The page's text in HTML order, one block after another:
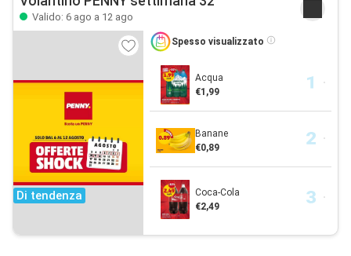
Valido: 6 ago a 12 ago
Di tendenza
Spesso visualizzato
Acqua
€1,99
Banane
€0,89
Coca-Cola
€2,49